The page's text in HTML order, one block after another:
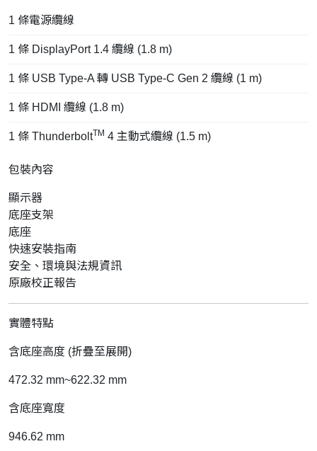
1 條電源纜線
1 條 DisplayPort 1.4 纜線 (1.8 m)
1 條 USB Type-A 轉 USB Type-C Gen 2 纜線 (1 m)
1 條 HDMI 纜線 (1.8 m)
1 條 ThunderboltTM 4 主動式纜線 (1.5 m)
包裝內容
顯示器
底座支架
底座
快速安裝指南
安全、環境與法規資訊
原廠校正報告
實體特點
含底座高度 (折疊至展開)
472.32 mm~622.32 mm
含底座寬度
946.62 mm